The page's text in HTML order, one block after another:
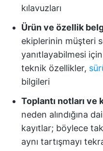
kılavuzları
Ürün ve özellik
ekiplerinin müşteri
yanıtlayabilmesi
teknik özellikler,
bilgileri
Toplantı notları ve
neden alındığına
kayıtlar; böylece
aynı tartışmayı